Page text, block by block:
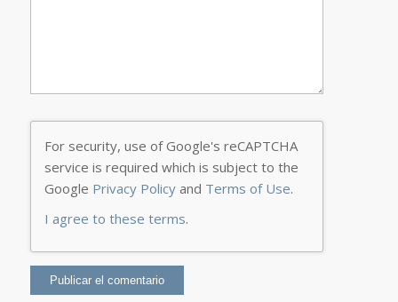
For security, use of Google's reCAPTCHA
service is required which is subject to the
Google Privacy Policyand Terms of Use.
I agree to these terms.